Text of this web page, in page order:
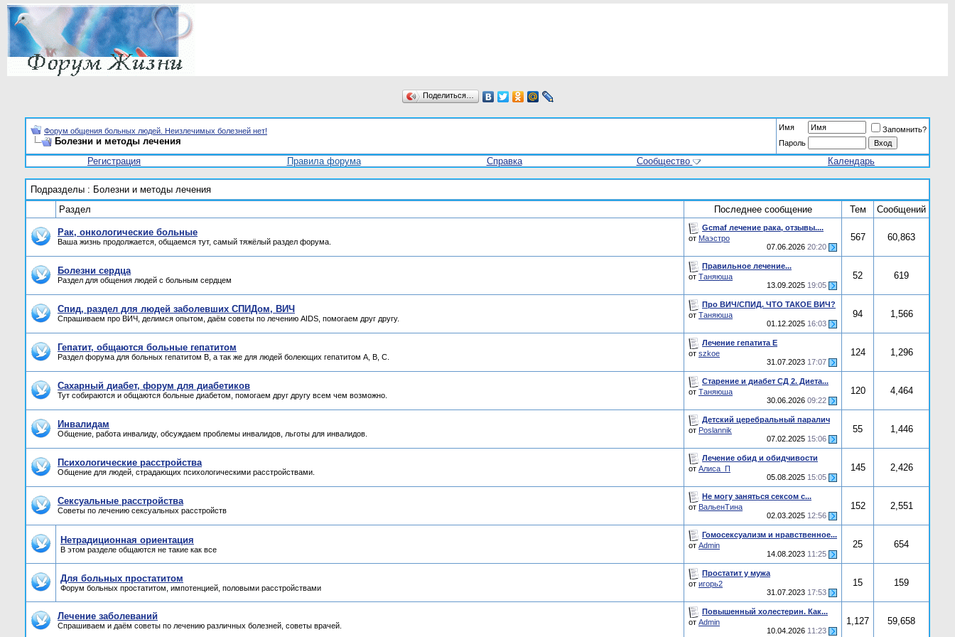
Поделиться…
Форум общения больных людей. Неизлечимых болезней нет!
Болезни и методы лечения
Имя
Запомнить?
Пароль
Регистрация Правила форума Справка Сообщество Календарь
Подразделы : Болезни и методы лечения
Раздел
Последнее сообщение Тем Сообщений
Рак, онкологические больные
Ваша жизнь продолжается, общаемся тут, самый тяжёлый раздел форума.
Gcmaf лечение рака, отзывы....
от Маэстро
07.06.2026 20:20
567 60,863
Болезни сердца
Раздел для общения людей с больным сердцем
Правильное лечение...
от Таняюша
13.09.2025 19:05
52 619
Спид, раздел для людей заболевших СПИДом, ВИЧ
Спрашиваем про ВИЧ, делимся опытом, даём советы по лечению AIDS, помогаем друг другу.
Про ВИЧ/СПИД. ЧТО ТАКОЕ ВИЧ?
от Таняюша
01.12.2025 16:03
94 1,566
Гепатит, общаются больные гепатитом
Раздел форума для больных гепатитом B, а так же для людей болеющих гепатитом А, В, C.
Лечение гепатита E
от szkoe
31.07.2023 17:07
124 1,296
Сахарный диабет, форум для диабетиков
Тут собираются и общаются больные диабетом, помогаем друг другу всем чем возможно.
Старение и диабет СД 2. Диета...
от Таняюша
30.06.2026 09:22
120 4,464
Инвалидам
Общение, работа инвалиду, обсуждаем проблемы инвалидов, льготы для инвалидов.
Детский церебральный паралич
от Poslannik
07.02.2025 15:06
55 1,446
Психологические расстройства
Общение для людей, страдающих психологическими расстройствами.
Лечение обид и обидчивости
от Алиса_П
05.08.2025 15:05
145 2,426
Сексуальные расстройства
Советы по лечению сексуальных расстройств
Не могу заняться сексом с...
от ВальенТина
02.03.2025 12:56
152 2,551
Нетрадиционная ориентация
В этом разделе общаются не такие как все
Гомосексуализм и нравственное...
от Admin
14.08.2023 11:25
25 654
Для больных простатитом
Форум больных простатитом, импотенцией, половыми расстройствами
Простатит у мужа
от игорь2
31.07.2023 17:53
15 159
Лечение заболеваний
Спрашиваем и даём советы по лечению различных болезней, советы врачей.
Повышенный холестерин. Как...
от Admin
10.04.2026 11:23
1,127 59,658